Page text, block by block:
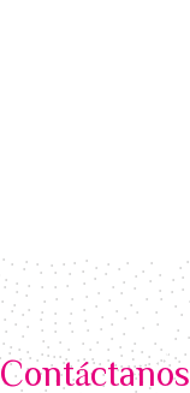
Contáctanos